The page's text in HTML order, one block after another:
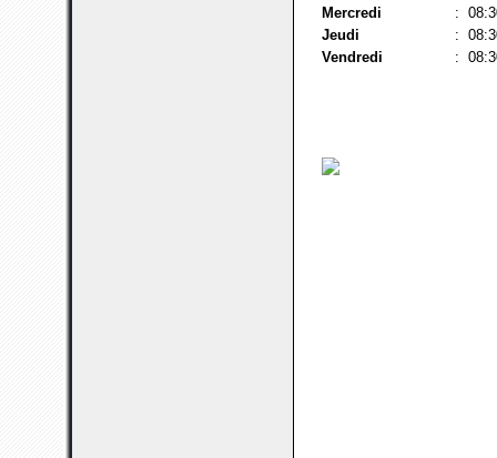
Mercredi
:
Jeudi
:
Vendredi
: